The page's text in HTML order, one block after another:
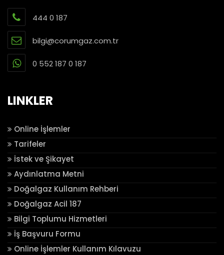
444 0 187
bilgi@corumgaz.com.tr
0 552 187 0 187
LINKLER
Online İşlemler
Tarifeler
İstek ve Şikayet
Aydınlatma Metni
Doğalgaz Kullanım Rehberi
Doğalgaz Acil 187
Bilgi Toplumu Hizmetleri
İş Başvuru Formu
Online İşlemler Kullanım Kılavuzu